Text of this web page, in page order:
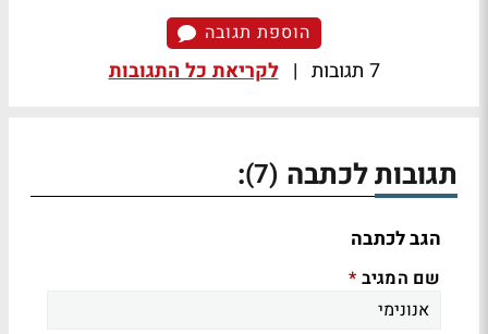
הוספת תגובה
7 תגובות | לקריאת כל התגובות
תגובות לכתבה (7)
:
הגב לכתבה
שם המגיב *